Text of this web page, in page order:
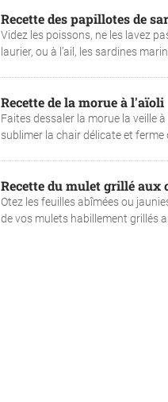
Recette des papillotes de
Videz les poissons, ne les lavez
laurier, ou à l’ail, les sardines
Recette de la morue à l'aïoli
Faites dessaler la morue la veille
sublimer la chair délicate et ferme
Recette du mulet grillé aux
Otez les feuilles abîmées ou
de vos mulets habillement grillés